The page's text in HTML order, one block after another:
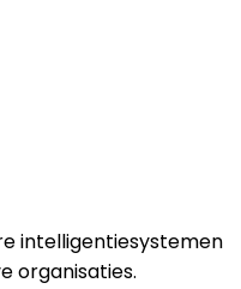
intelligentiesystemen
organisaties.